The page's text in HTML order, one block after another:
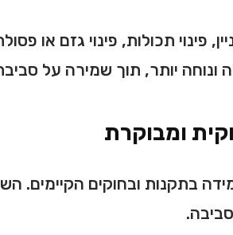
פינוי תכולות, פינוי גזם
ונוחה יותר, תוך שמירה על
ומבוקרת
בתקנות ובחוקים הקיימים.